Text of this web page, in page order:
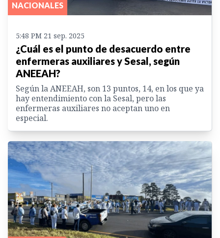
NACIONALES
5:48 PM 21 sep. 2025
¿Cuál es el punto de desacuerdo entre
enfermeras auxiliares y Sesal, según
ANEEAH?
Según la ANEEAH, son 13 puntos, 14, en los que ya
hay entendimiento con la Sesal, pero las
enfermeras auxiliares no aceptan uno en
especial.